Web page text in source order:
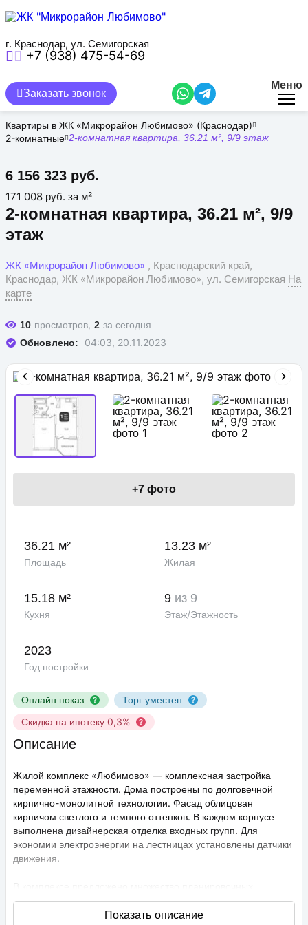
содержанию
г. Краснодар, ул. Семигорская
+7 (938) 475-54-69
Заказать звонок
Меню
Квартиры в ЖК «Микрорайон Любимово» (Краснодар)
2-комнатные 2-комнатная квартира, 36.21 м², 9/9 этаж
2-комнатная квартира, 36.21 м², 9/9
этаж
6 156 323 руб.
ЖК «Микрорайон Любимово» , Краснодарский край,
Краснодар, ЖК «Микрорайон Любимово», ул. Семигорская На
карте
171 008 руб. за м²
10 просмотров, 2 за сегодня
Обновлено: 04:03, 20.11.2023
Онлайн показ
Торг уместен
Скидка на ипотеку 0,3%
+7 фото
36.21 м²
Площадь
13.23 м²
Жилая
15.18 м²
Кухня
9 из 9
Этаж/Этажность
2023
Год постройки
Описание
Жилой комплекс «Любимово» — комплексная застройка
переменной этажности. Дома построены по долговечной
кирпично-монолитной технологии. Фасад облицован
кирпичом светлого и темного оттенков. В каждом корпусе
выполнена дизайнерская отделка входных групп. Для
экономии электроэнергии на лестницах установлены датчики
движения.
решений: в наличии квартиры, как классического типа, так и
европланировки. Они сдаются с подчистовой отделкой,